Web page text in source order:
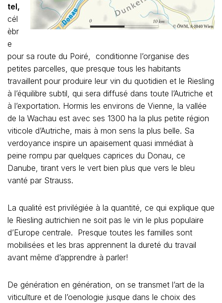
tel,
cél
èbr
e
pour sa route du Poiré, conditionne l’organise des
petites parcelles, que presque tous les habitants
travaillent pour produire leur vin du quotidien et le Riesling
à l’équilibre subtil, qui sera diffusé dans toute l’Autriche et
à l’exportation. Hormis les environs de Vienne, la vallée
de la Wachau est avec ses 1300 ha la plus petite région
viticole d’Autriche, mais à mon sens la plus belle. Sa
verdoyance inspire un apaisement quasi immédiat à
peine rompu par quelques caprices du Donau, ce
Danube, tirant vers le vert bien plus que vers le bleu
vanté par Strauss.
La qualité est privilégiée à la quantité, ce qui explique que
le Riesling autrichien ne soit pas le vin le plus populaire
d’Europe centrale. Presque toutes les familles sont
mobilisées et les bras apprennent la dureté du travail
avant même d’apprendre à parler!
De génération en génération, on se transmet l’art de la
viticulture et de l’oenologie jusque dans le choix des